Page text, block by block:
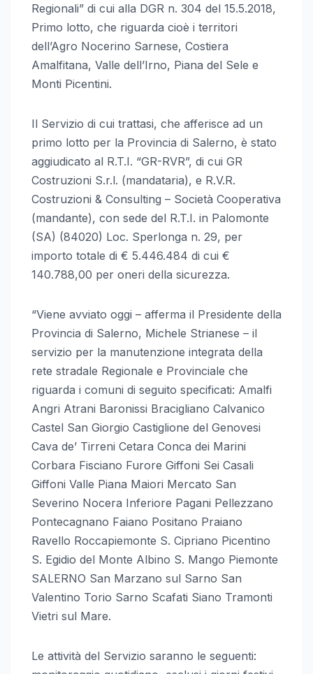
Regionali” di cui alla DGR n. 304 del 15.5.2018,
Primo lotto, che riguarda cioè i territori
dell’Agro Nocerino Sarnese, Costiera
Amalfitana, Valle dell’Irno, Piana del Sele e
Monti Picentini.
Il Servizio di cui trattasi, che afferisce ad un
primo lotto per la Provincia di Salerno, è stato
aggiudicato al R.T.I. “GR-RVR”, di cui GR
Costruzioni S.r.l. (mandataria), e R.V.R.
Costruzioni & Consulting – Società Cooperativa
(mandante), con sede del R.T.I. in Palomonte
(SA) (84020) Loc. Sperlonga n. 29, per
importo totale di € 5.446.484 di cui €
140.788,00 per oneri della sicurezza.
“Viene avviato oggi – afferma il Presidente della
Provincia di Salerno, Michele Strianese – il
servizio per la manutenzione integrata della
rete stradale Regionale e Provinciale che
riguarda i comuni di seguito specificati: Amalfi
Angri Atrani Baronissi Bracigliano Calvanico
Castel San Giorgio Castiglione del Genovesi
Cava de’ Tirreni Cetara Conca dei Marini
Corbara Fisciano Furore Giffoni Sei Casali
Giffoni Valle Piana Maiori Mercato San
Severino Nocera Inferiore Pagani Pellezzano
Pontecagnano Faiano Positano Praiano
Ravello Roccapiemonte S. Cipriano Picentino
S. Egidio del Monte Albino S. Mango Piemonte
SALERNO San Marzano sul Sarno San
Valentino Torio Sarno Scafati Siano Tramonti
Vietri sul Mare.
Le attività del Servizio saranno le seguenti: